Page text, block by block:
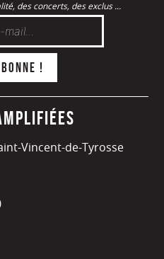
des concerts, des exclus ...
Vincent-de-Tyrosse